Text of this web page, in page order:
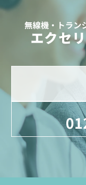
無線機・トラン
エクセ